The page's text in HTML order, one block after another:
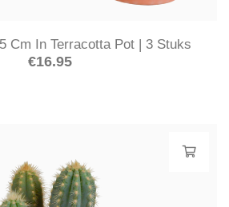
Cm In Terracotta Pot | 3 Stuks
€16.95